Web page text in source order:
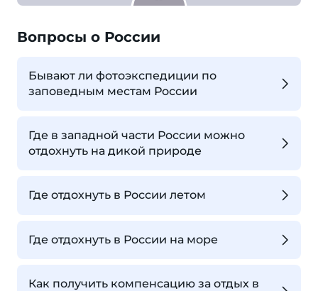
Вопросы о России
Бывают ли фотоэкспедиции по
заповедным местам России
Где в западной части России можно
отдохнуть на дикой природе
Где отдохнуть в России летом
Где отдохнуть в России на море
Как получить компенсацию за отдых в